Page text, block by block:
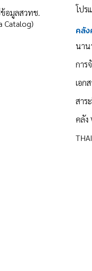
อมูลสวทช.
Catalog)
โปร
คลั
นาน
การ
เอก
สาร
คลัง